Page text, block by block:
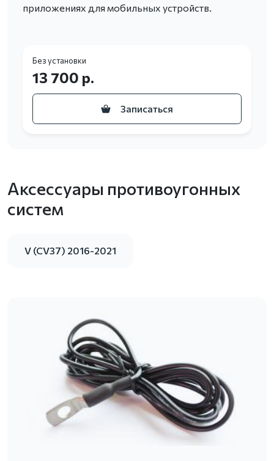
приложениях для мобильных устройств.
Без установки
13 700 р.
Записаться
Аксессуары противоугонных
систем
V (CV37) 2016-2021